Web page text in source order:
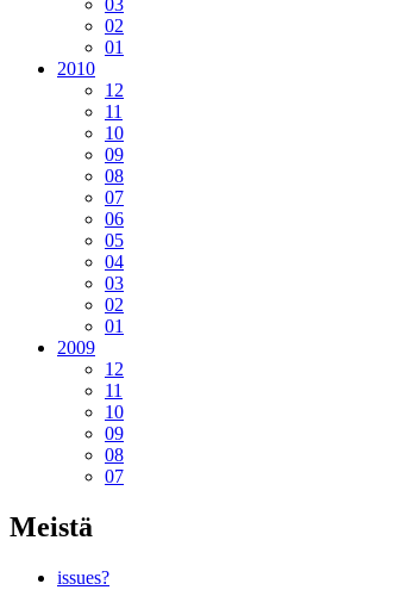
03
02
01
2010
12
11
10
09
08
07
06
05
04
03
02
01
2009
12
11
10
09
08
07
Meistä
issues?